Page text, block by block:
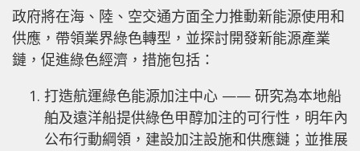
政府將在海、陸、空交通方面全力推動新能源使用和
供應，帶領業界綠色轉型，並探討開發新能源產業
鏈，促進綠色經濟，措施包括：
打造航運綠色能源加注中心 —— 研究為本地船
舶及遠洋船提供綠色甲醇加注的可行性，明年內
公布行動綱領，建設加注設施和供應鏈；並推展